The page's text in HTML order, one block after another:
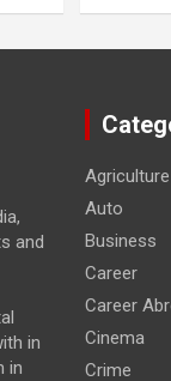
and
in
in
Agriculture
Auto
Business
Career
Career
Cinema
Crime